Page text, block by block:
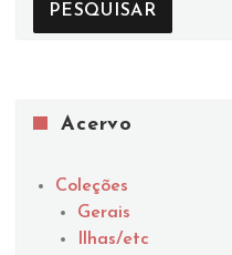
PESQUISAR
Acervo
Coleções
Gerais
Ilhas/etc